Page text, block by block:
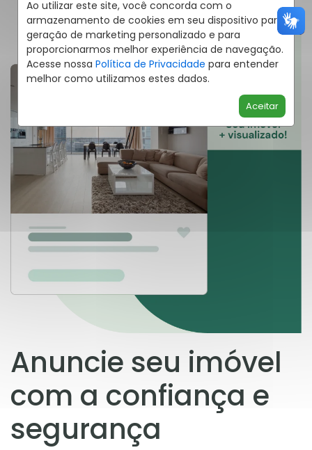
Ao utilizar este site, você concorda com o
armazenamento de cookies em seu dispositivo para
geração de marketing personalizado e para
proporcionarmos melhor experiência de navegação.
Acesse nossa Política de Privacidade para entender
melhor como utilizamos estes dados.
Aceitar
Anuncie seu imóvel
com a confiança e
segurança